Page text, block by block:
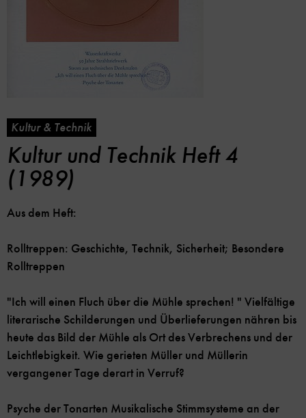
Kultur & Technik
Kultur und Technik Heft 4
(1989)
Aus dem Heft:
Rolltreppen: Geschichte, Technik, Sicherheit; Besondere
Rolltreppen
"Ich will einen Fluch über die Mühle sprechen! " Vielfältige
literarische Schilderungen und Überlieferungen nähren bis
heute das Bild der Mühle als Ort des Verbrechens und der
Leichtlebigkeit. Wie gerieten Müller und Müllerin
vergangener Tage derart in Verruf?
Psyche der Tonarten Musikalische Stimmsysteme an der